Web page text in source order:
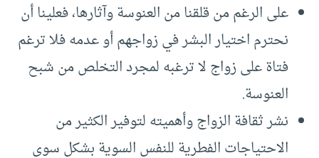
على الرغم من قلقنا من العنوسة وآثارها، فعلينا أن
نحترم اختيار البشر في زواجهم أو عدمه فلا ترغم
فتاة على زواج لا ترغبه لمجرد التخلص من شبح
العنوسة.
نشر ثقافة الزواج وأهميته لتوفير الكثير من
الاحتياجات الفطرية للنفس السوية بشكل سوي